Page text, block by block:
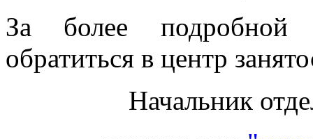
За более подробной
обратиться в центр
Начальник